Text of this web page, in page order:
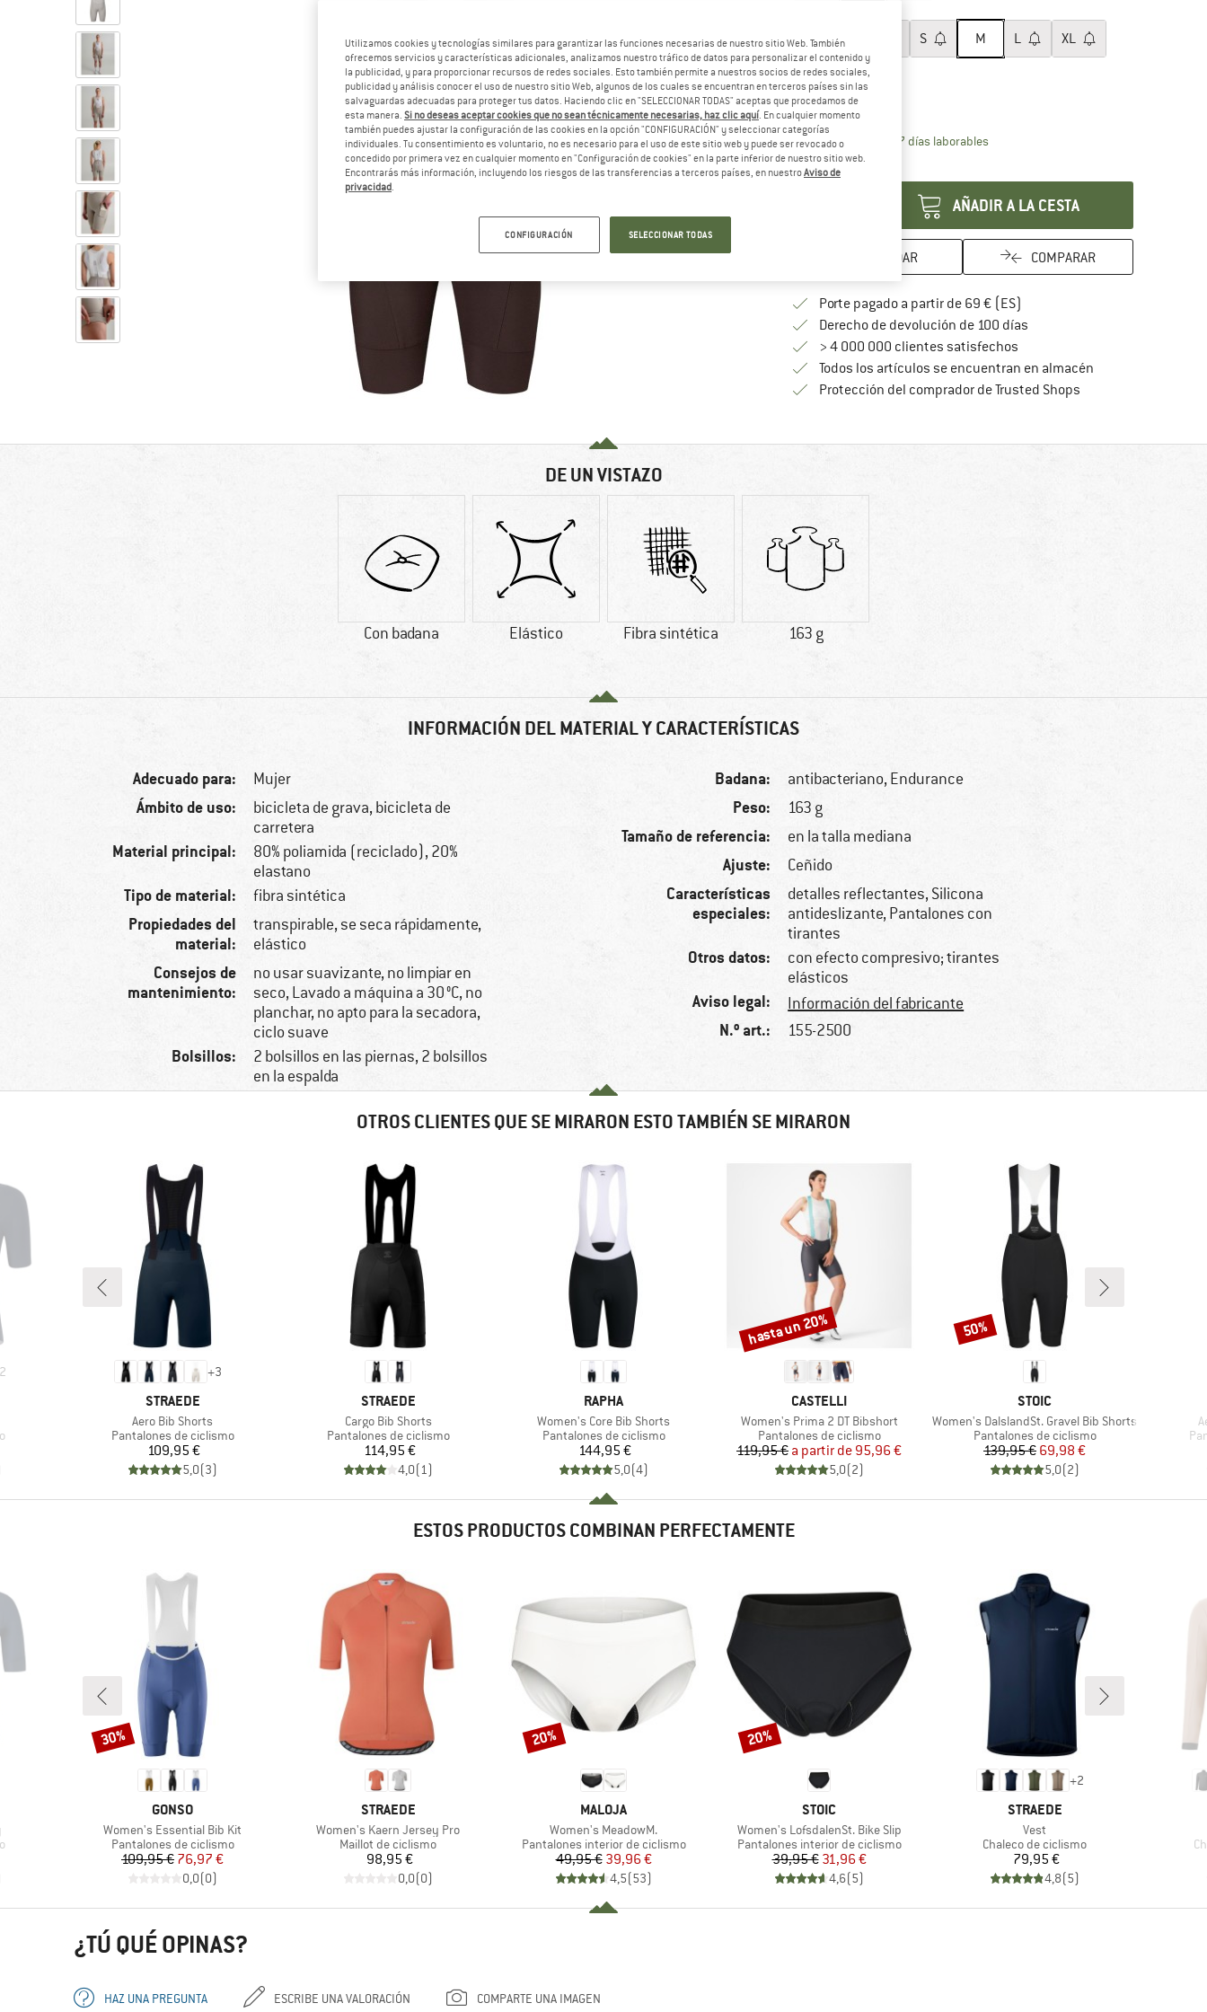
XXS S M L XL
XXL
Guía de tallas
Plazo de entrega: 5-7 días laborablesEl enlace se abre en una ventana de
Cantidad:
AÑADIR A LA CESTA
GUARDAR COMPARAR
Porte pagado a partir de 69 € (ES)
Derecho de devolución de 100 díasvaya a la política de
> 4 000 000 clientes satisfechos
Todos los artículos se encuentran en almacén
Protección del comprador de Trusted Shops¡toda la información
DE UN VISTAZO
Con badana Elástico Fibra sintética 163 g
INFORMACIÓN DEL MATERIAL Y CARACTERÍSTICAS
Adecuado para: Mujer
Ámbito de uso:
bicicleta de grava, bicicleta de
carretera
Material principal:
80% poliamida (reciclado), 20%
elastano
Tipo de material: fibra sintética
Propiedades del
material:
transpirable, se seca rápidamente,
elástico
Consejos de
mantenimiento:
no usar suavizante, no limpiar en
seco, Lavado a máquina a 30 °C, no
planchar, no apto para la secadora,
ciclo suave
Bolsillos:
2 bolsillos en las piernas, 2 bolsillos
en la espalda
Badana: antibacteriano, Endurance
Peso: 163 g
Tamaño de referencia: en la talla mediana
Ajuste: Ceñido
Características
especiales:
detalles reflectantes, Silicona
antideslizante, Pantalones con
tirantes
Otros datos:
con efecto compresivo; tirantes
elásticos
Aviso legal: Información del fabricante
N.º art.: 155-2500
OTROS CLIENTES QUE SE MIRARON ESTO TAMBIÉN SE MIRARON
2 +3
MARCA
STRAEDE
Artículo
Aero Bib Shorts
Product group
Pantalones de ciclismo
Precio
109,95 €
5,0(3)
MARCA
STRAEDE
Artículo
Cargo Bib Shorts
Product group
Pantalones de ciclismo
Precio
114,95 €
4,0(1)
MARCA
RAPHA
Artículo
Women's Core Bib Shorts
Product group
Pantalones de ciclismo
Precio
144,95 €
5,0(4)
MARCA
CASTELLI
Artículo
Women's Prima 2 DT Bibshort
Product group
Pantalones de ciclismo
Precio
119,95 € Precio reducido
a partir de 95,96 €
5,0(2)
Descuento
hasta un 20%
MARCA
STOIC
Artículo
Women's DalslandSt. Gravel Bib Shorts
Product group
Pantalones de ciclismo
Precio
139,95 €Precio reducido
69,98 €
5,0(2)
Descuento
50%
ESTOS PRODUCTOS COMBINAN PERFECTAMENTE
MARCA
GONSO
Artículo
Women's Essential Bib Kit
Product group
Pantalones de ciclismo
Precio
109,95 €Precio reducido
76,97 €
0,0(0)
Descuento
30%
MARCA
STRAEDE
Artículo
Women's Kaern Jersey Pro
Product group
Maillot de ciclismo
Precio
98,95 €
0,0(0)
MARCA
MALOJA
Artículo
Women's MeadowM.
Product group
Pantalones interior de ciclismo
Precio
49,95 €Precio reducido
39,96 €
4,5(53)
Descuento
20%
MARCA
STOIC
Artículo
Women's LofsdalenSt. Bike Slip
Product group
Pantalones interior de ciclismo
Precio
39,95 €Precio reducido
31,96 €
4,6(5)
Descuento
20%
+2
MARCA
STRAEDE
Artículo
Vest
Product group
Chaleco de ciclismo
Precio
79,95 €
4,8(5)
¿TÚ QUÉ OPINAS?
HAZ UNA PREGUNTA ESCRIBE UNA VALORACIÓN COMPARTE UNA IMAGEN
Utilizamos cookies y tecnologías similares para garantizar las funciones necesarias de nuestro sitio Web. También
ofrecemos servicios y características adicionales, analizamos nuestro tráfico de datos para personalizar el contenido y
la publicidad, y para proporcionar recursos de redes sociales. Esto también permite a nuestros socios de redes sociales,
publicidad y análisis conocer el uso de nuestro sitio Web, algunos de los cuales se encuentran en terceros países sin las
salvaguardas adecuadas para proteger tus datos. Haciendo clic en "SELECCIONAR TODAS" aceptas que procedamos de
esta manera. Si no deseas aceptar cookies que no sean técnicamente necesarias, haz clic aquí. En cualquier momento
también puedes ajustar la configuración de las cookies en la opción "CONFIGURACIÓN" y seleccionar categorías
individuales. Tu consentimiento es voluntario, no es necesario para el uso de este sitio web y puede ser revocado o
concedido por primera vez en cualquier momento en "Configuración de cookies" en la parte inferior de nuestro sitio web.
Encontrarás más información, incluyendo los riesgos de las transferencias a terceros países, en nuestroAviso de
privacidad.
CONFIGURACIÓN SELECCIONAR TODAS